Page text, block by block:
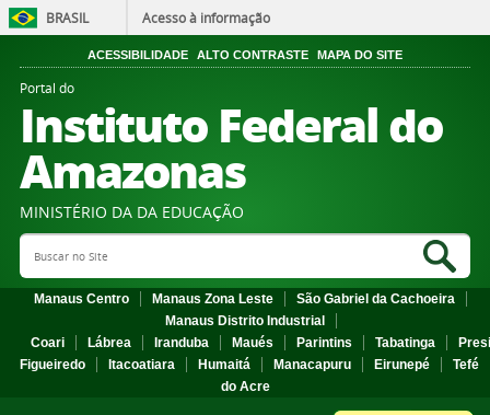
BRASIL Acesso à informação
ACESSIBILIDADE ALTO CONTRASTE MAPA DO SITE
Portal do
Instituto Federal do
Amazonas
MINISTÉRIO DA DA EDUCAÇÃO
Search Site
Manaus Centro Manaus Zona Leste
São Gabriel da Cachoeira
Manaus Distrito Industrial
Coari
Lábrea Iranduba Maués Parintins Tabatinga
Figueiredo
Itacoatiara Humaitá Manacapuru Eirunepé
Tefé
do Acre